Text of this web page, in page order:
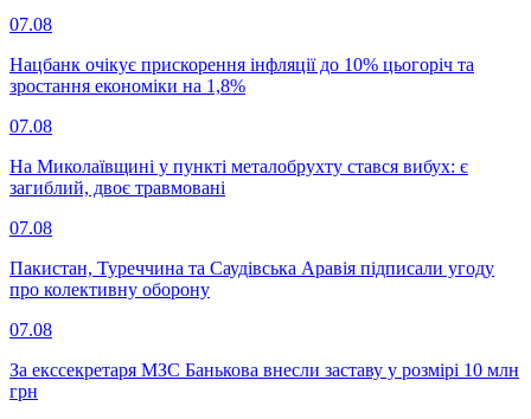
07.08
Нацбанк очікує прискорення інфляції до 10% цьогоріч та
зростання економіки на 1,8%
07.08
На Миколаївщині у пункті металобрухту стався вибух: є
загиблий, двоє травмовані
07.08
Пакистан, Туреччина та Саудівська Аравія підписали угоду
про колективну оборону
07.08
За екссекретаря МЗС Банькова внесли заставу у розмірі 10 млн
грн